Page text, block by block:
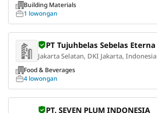
Building Materials
1 lowongan
PT Tujuhbelas Sebelas Eterna
Jakarta Selatan, DKI Jakarta, Indonesia
Food & Beverages
4 lowongan
PT. SEVEN PLUM INDONESIA